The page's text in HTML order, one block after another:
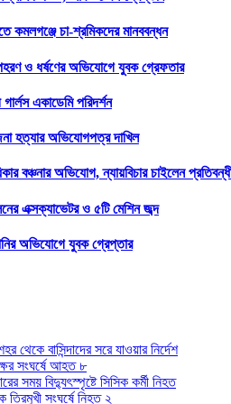
কমলগঞ্জে চা-শ্রমিকদের মানববন্ধন
ও ধর্ষণের অভিযোগে যুবক গ্রেফতার
একাডেমি পরিদর্শন
হত্যার অভিযোগপত্র দাখিল
বঞ্চনার অভিযোগ, ন্যায়বিচার চাইলেন
এক্সক্যাভেটর ও ৫টি মেশিন জব্দ
অভিযোগে যুবক গ্রেপ্তার
বাসিন্দাদের সরে যাওয়ার নির্দেশ
সংঘর্ষে আহত ৮
সময় বিদ্যুৎস্পৃষ্টে সিসিক কর্মী নিহত
ত্রিমুখী সংঘর্ষে নিহত ২